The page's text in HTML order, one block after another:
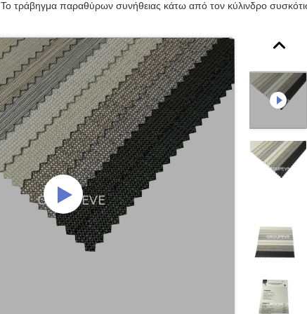
Το τράβηγμα παραθύρων συνήθειας κάτω από τον κύλινδρο